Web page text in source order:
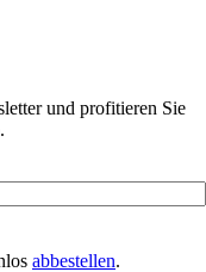
und profitieren Sie
abbestellen.